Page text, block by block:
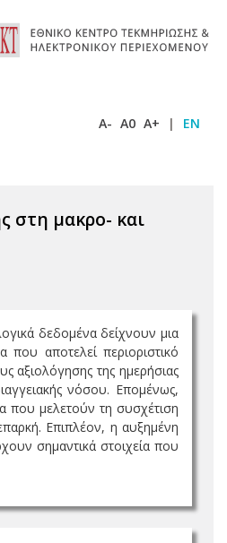
A- A0 A+ | EN
στη μακρο- και
δεδομένα δείχνουν μια
αποτελεί περιοριστικό
αξιολόγησης της ημερήσιας
νόσου. Επομένως,
που μελετούν τη συσχέτιση
Επιπλέον, η αυξημένη
σημαντικά στοιχεία που